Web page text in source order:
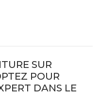
SUR
POUR
DANS LE